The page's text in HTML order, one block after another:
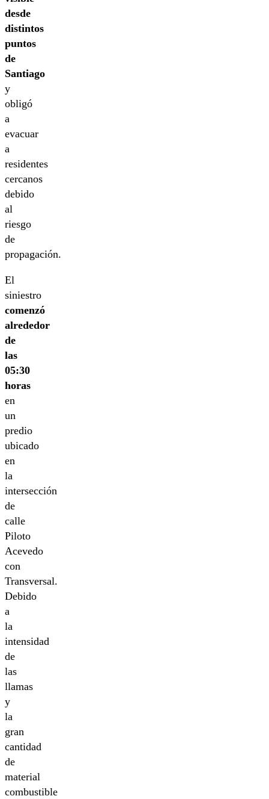
desde
distintos
puntos
de
Santiago
y
obligó
a
evacuar
a
residentes
cercanos
debido
al
riesgo
de
propagación.
El
siniestro
comenzó
alrededor
de
las
05:30
horas
en
un
predio
ubicado
en
la
intersección
de
calle
Piloto
Acevedo
con
Transversal.
Debido
a
la
intensidad
de
las
llamas
y
la
gran
cantidad
de
material
combustible